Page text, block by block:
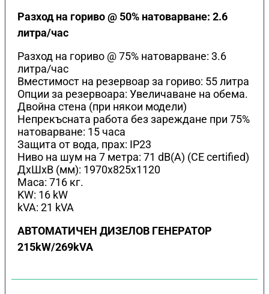
Разход на гориво @ 50% натоварване: 2.6
литра/час
Разход на гориво @ 75% натоварване: 3.6
литра/час
Вместимост на резервоар за гориво: 55 литра
Опции за резервоара: Увеличаване на обема.
Двойна стена (при някои модели)
Непрекъсната работа без зареждане при 75%
натоварване: 15 часа
Защита от вода, прах: IP23
Ниво на шум на 7 метра: 71 dB(A) (CE certified)
ДхШхВ (мм): 1970x825x1120
Маса: 716 кг.
KW: 16 kW
kVA: 21 kVA
АВТОМАТИЧЕН ДИЗЕЛОВ ГЕНЕРАТОР
215kW/269kVA